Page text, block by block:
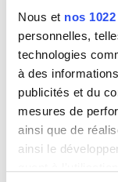
Nous et nos
personnelles,
technologies
à des
publicités et du
mesures de
ainsi que de
ainsi le
Atteindre la haute
Co-construire
handicap la
S’assurer que les
l’ensemble de la
Mettre en œuvre
Des cours plus